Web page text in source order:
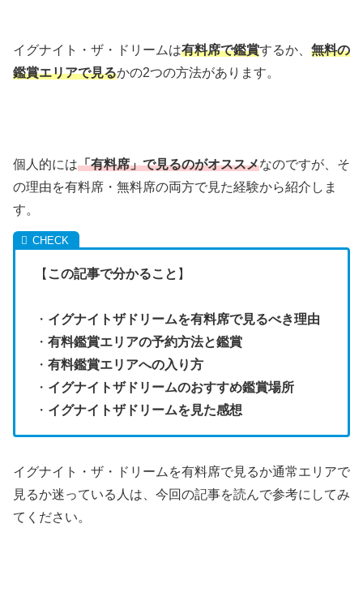
イグナイト・ザ・ドリームは有料席で鑑賞するか、 無料の
鑑賞エリアで見るかの2つの方法があります。
個人的には「有料席」で見るのがオススメなのですが、そ
の理由を有料席・無料席の両方で見た経験から紹介しま
す。
【 この記事で分かること 】
・ イグナイトザドリームを有料席で見るべき理由
・ 有料鑑賞エリアの予約方法と鑑賞
・ 有料鑑賞エリアへの入り方
・ イグナイトザドリームのおすすめ鑑賞場所
・ イグナイトザドリームを見た感想
イグナイト・ザ・ドリームを有料席で見るか通常エリアで
見るか迷っている人は、今回の記事を読んで参考にしてみ
てください。